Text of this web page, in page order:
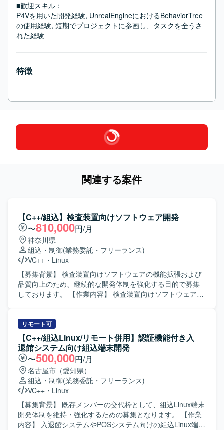
■歓迎スキル：
P4Vを用いた開発経験, UnrealEngineにおけるBehaviorTree
の使用経験, 短期でプロジェクトに参画し、タスクを全うさ
れた経験
特徴
関連する案件
【C++/組込】検査装置向けソフトウェア開発
〜810,000円/月
神奈川県
組込・制御(業務委託・フリーランス)
VC++ ・ Linux
【募集背景】 検査装置向けソフトウェアの機能拡張および
品質向上のため、継続的な開発体制を強化する目的で募集
しております。 【作業内容】 検査装置向けソフトウェアの
ラなどハードウェアとの連携や制御を行う機能の開発を進
めていただきます。 【求める人物像】 主体的に課題を発見
し行動できる方、周囲と円滑にコミュニケーションを取り
ながら開発を進められる方を求めております。 【ポジショ
ンの魅力】 検査装置という専門性の高い領域で、組込開発
スキルやマルチスレッドプログラミング、画像処理関連の
技術などを実務を通じて習得・強化していただけます。上
流工程から一貫して関わることで、ソフトウェア全体の構
造理解も深めていただけます。 【開発環境】 C++および
Visual Studioを用いた組込ソフトウェア開発環境での作業と
なります。Linux環境での開発やテスト環境構築、Qtや画像
リモート可
【C++/組込Linux/リモート併用】認証機能付き入
退館システム向け組込端末開発
〜500,000円/月
名古屋市（愛知県）
組込・制御(業務委託・フリーランス)
VC++ ・ Linux
【募集背景】 既存メンバーの交代枠として、組込Linux端末
開発体制を維持・強化するための募集となります。 【作業
内容】 入退館システムやPOSシステム向けの組込Linux端末